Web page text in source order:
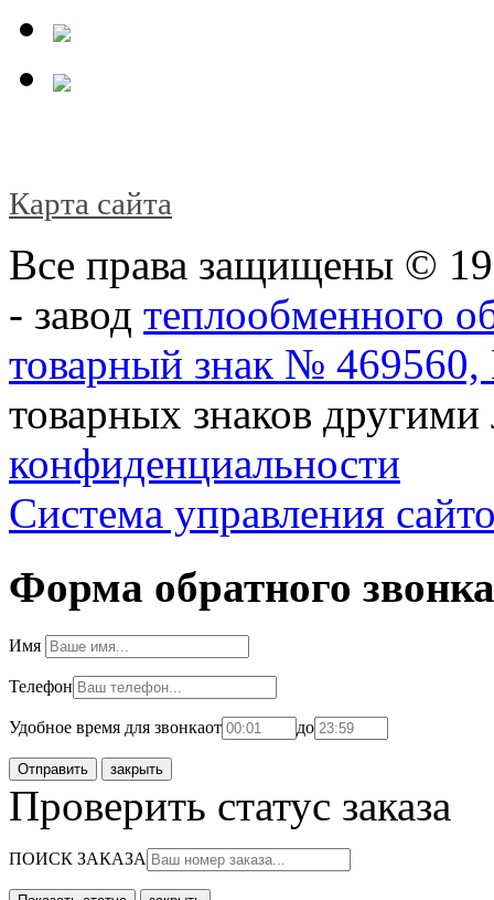
Карта сайта
Все права защищены ©
- завод теплообменного
товарный знак №
товарных знаков
конфиденциальности
Система управления
Форма обратного звонка
Имя
Телефон
Удобное время для звонкаот до
закрыть
Проверить статус заказа
ПОИСК ЗАКАЗА